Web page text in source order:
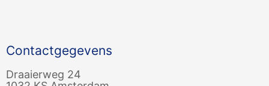
Contactgegevens
Draaierweg 24